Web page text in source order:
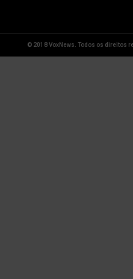
© 2018 VoxNews. Todos os direitos